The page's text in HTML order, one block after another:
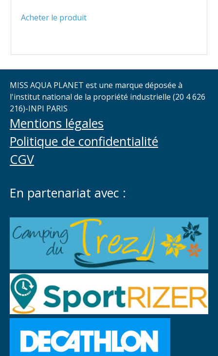
Acheter le produit
MISS AQUA PLANET est une marque déposée à
l'institut national de la propriété industrielle (20 4 626
216)-INPI PARIS
Mentions légales
Politique de confidentialité
CGV
En partenariat avec :